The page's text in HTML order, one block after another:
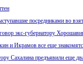
посредниками во
экс-губернатору
и Икрамов все еще
Сахалина предъявили еще